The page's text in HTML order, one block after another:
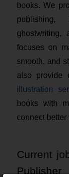
books. We
ghostwriting,
focuses on
smooth, and
also provide
illustration
books with
connect
Current
Publisher